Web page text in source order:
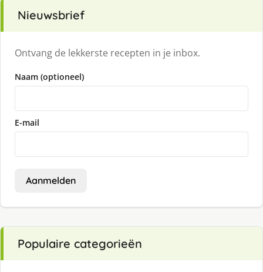
Nieuwsbrief
Ontvang de lekkerste recepten in je inbox.
Naam (optioneel)
E-mail
Aanmelden
Populaire categorieën